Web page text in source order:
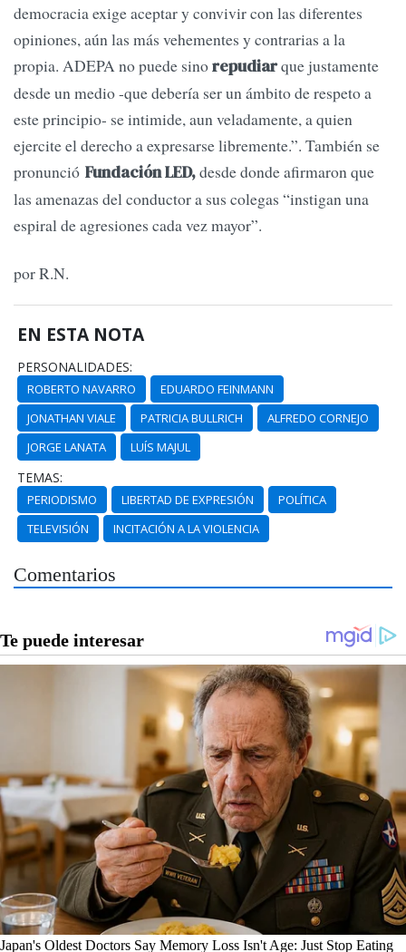
democracia exige aceptar y convivir con las diferentes
opiniones, aún las más vehementes y contrarias a la
propia. ADEPA no puede sinorepudiarque justamente
desde un medio -que debería ser un ámbito de respeto a
este principio- se intimide, aun veladamente, a quien
ejercite el derecho a expresarse libremente.”. También se
pronunció Fundación LED,desde donde afirmaron que
las amenazas del conductor a sus colegas “instigan una
espiral de agresiones cada vez mayor”.
por R.N.
EN ESTA NOTA
PERSONALIDADES:
ROBERTO NAVARRO
EDUARDO FEINMANN
JONATHAN VIALE
PATRICIA BULLRICH
ALFREDO CORNEJO
JORGE LANATA
LUÍS MAJUL
TEMAS:
PERIODISMO LIBERTAD DE EXPRESIÓN
POLÍTICA
TELEVISIÓN
INCITACIÓN A LA VIOLENCIA
Comentarios